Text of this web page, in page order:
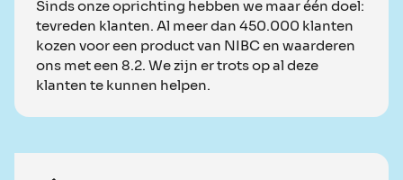
Sinds onze oprichting hebben we maar één doel:
tevreden klanten. Al meer dan 450.000 klanten
kozen voor een product van NIBC en waarderen
ons met een 8.2. We zijn er trots op al deze
klanten te kunnen helpen.